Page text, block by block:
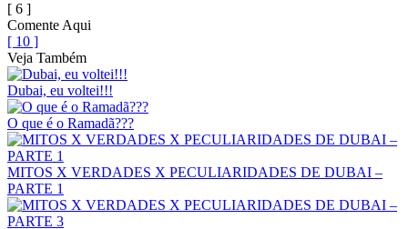
[ 6 ]
Comente Aqui
[ 10 ]
Veja Também
Dubai, eu voltei!!!
O que é o Ramadã???
MITOS X VERDADES X PECULIARIDADES DE DUBAI –
PARTE 1